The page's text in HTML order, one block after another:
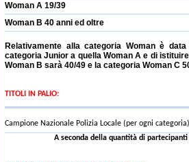
Woman A 19/39
Woman B 40 anni ed oltre
Relativamente alla categoria Woman è
categoria Junior a quella Woman A e di
Woman B sarà 40/49 e la categoria Woman C
TITOLI IN PALIO:
Campione Nazionale Polizia Locale (per ogni
A seconda della quantità di